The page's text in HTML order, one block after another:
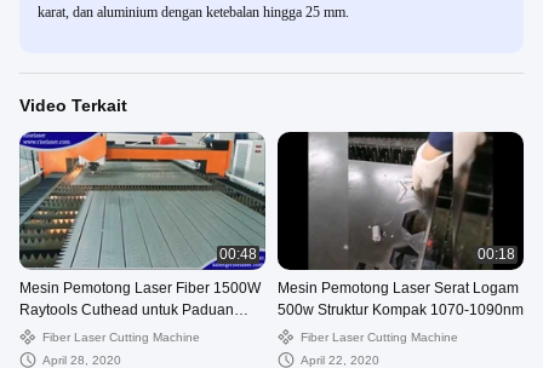
karat, dan aluminium dengan ketebalan hingga 25 mm.
Video Terkait
00:48
Mesin Pemotong Laser Fiber 1500W
Raytools Cuthead untuk Paduan
Aluminium
Fiber Laser Cutting Machine
April 28, 2020
00:18
Mesin Pemotong Laser Serat Logam
500w Struktur Kompak 1070-1090nm
Fiber Laser Cutting Machine
April 22, 2020